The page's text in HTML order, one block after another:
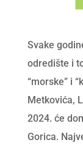
Svake
odredište i
“morske” i
Metkovića,
2024. će
Gorica.